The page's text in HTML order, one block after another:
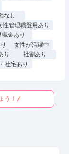
なし
性管理職登用あり
職金あり
女性が活躍中
り
社割あり
社宅あり
う！